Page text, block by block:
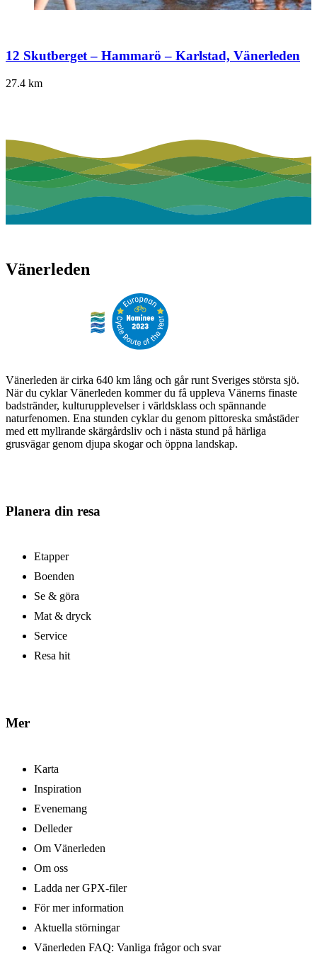
12 Skutberget – Hammarö – Karlstad, Vänerleden
27.4 km
Vänerleden
Vänerleden är cirka 640 km lång och går runt Sveriges största sjö.
När du cyklar Vänerleden kommer du få uppleva Vänerns finaste
badstränder, kulturupplevelser i världsklass och spännande
naturfenomen. Ena stunden cyklar du genom pittoreska småstäder
med ett myllrande skärgårdsliv och i nästa stund på härliga
grusvägar genom djupa skogar och öppna landskap.
Planera din resa
Etapper
Boenden
Se & göra
Mat & dryck
Service
Resa hit
Mer
Karta
Inspiration
Evenemang
Delleder
Om Vänerleden
Om oss
Ladda ner GPX-filer
För mer information
Aktuella störningar
Vänerleden FAQ: Vanliga frågor och svar